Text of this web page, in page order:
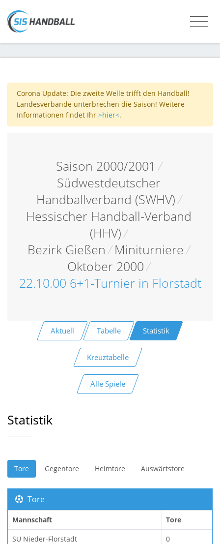
Corona Update: Die zweite Welle trifft den Handball!
Landesverbände unterbrechen die Saison! Weitere
Informationen findet Ihr >hier<.
Saison 2000/2001 /
Südwestdeutscher
Handballverband (SWHV)/
Hessischer Handball-Verband
(HHV)/
Bezirk Gießen / Miniturniere/
Oktober 2000/
22.10.00 6+1-Turnier in Florstadt
Aktuell Tabelle Statistik
Kreuztabelle
Alle Spiele
Statistik
Tore Gegentore Heimtore Auswärtstore
Tore
Mannschaft Tore
SU Nieder-Florstadt 0